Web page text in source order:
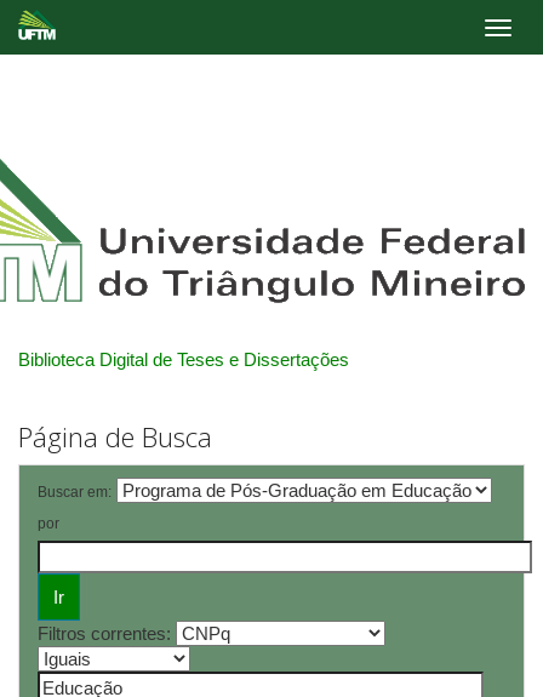
Biblioteca Digital de Teses e Dissertações
Página de Busca
Buscar em:
por
Filtros correntes: